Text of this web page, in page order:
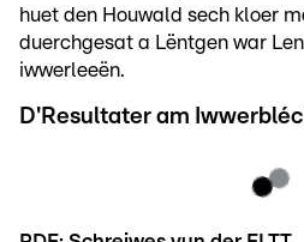
huet den Houwald sech kloer
duerchgesat a Lëntgen war
iwwerleeën.
D'Resultater am